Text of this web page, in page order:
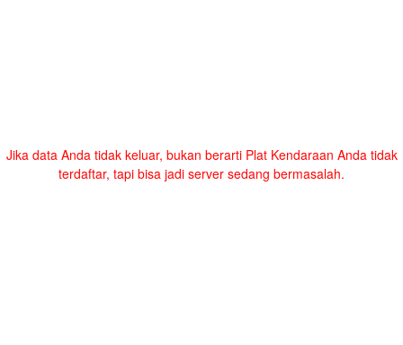
Jika data Anda tidak keluar, bukan berarti Plat Kendaraan Anda tidak
terdaftar, tapi bisa jadi server sedang bermasalah.